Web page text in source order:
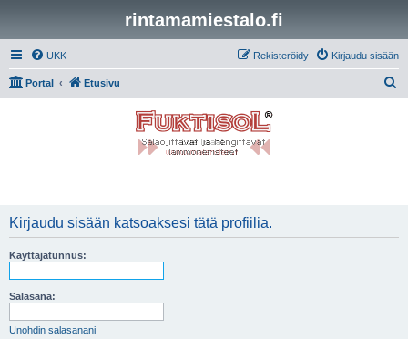
rintamamiestalo.fi
UKK Kirjaudu sisään
Rekisteröidy
Portal Etusivu
Kirjaudu sisään katsoaksesi tätä profiilia.
Käyttäjätunnus:
Salasana:
Unohdin salasanani